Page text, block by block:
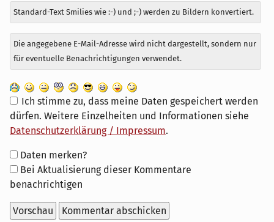
Standard-Text Smilies wie :-) und ;-) werden zu Bildern konvertiert.
Die angegebene E-Mail-Adresse wird nicht dargestellt, sondern nur
für eventuelle Benachrichtigungen verwendet.
Ich stimme zu, dass meine Daten gespeichert werden
dürfen. Weitere Einzelheiten und Informationen siehe
Datenschutzerklärung / Impressum.
Formular-
Optionen
Daten merken?
Bei Aktualisierung dieser Kommentare
benachrichtigen